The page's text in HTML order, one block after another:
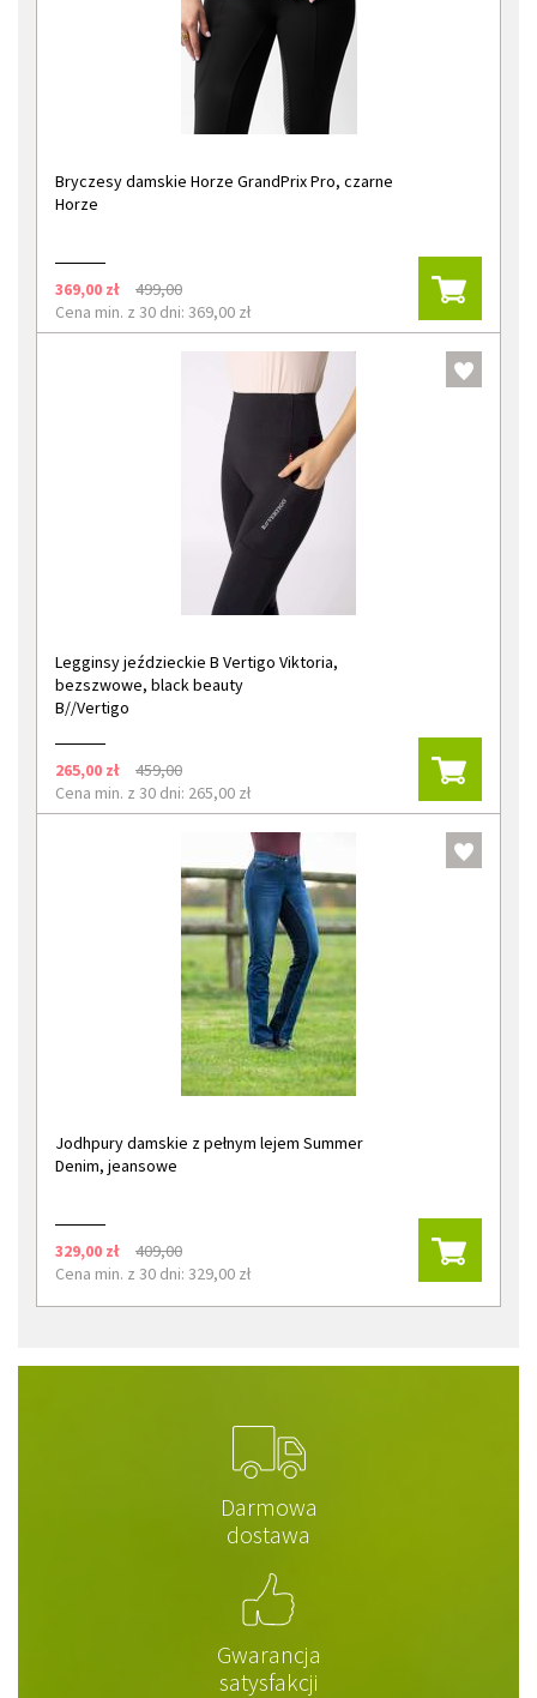
Bryczesy damskie Horze GrandPrix Pro, czarne
Horze
369,00 zł
499,00
Cena min. z 30 dni: 369,00 zł
Legginsy jeździeckie B Vertigo Viktoria,
bezszwowe, black beauty
B//Vertigo
265,00 zł
459,00
Cena min. z 30 dni: 265,00 zł
Jodhpury damskie z pełnym lejem Summer
Denim, jeansowe
329,00 zł
409,00
Cena min. z 30 dni: 329,00 zł
Darmowa
dostawa
Gwarancja
satysfakcji